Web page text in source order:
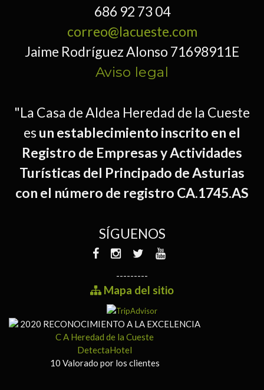
686 92 73 04
correo@lacueste.com
Jaime Rodríguez Alonso 71698911E
Aviso legal
"La Casa de Aldea Heredad de la Cueste
es un establecimiento inscrito en el
Registro de Empresas y Actividades
Turísticas del Principado de Asturias
con el número de registro CA.1745.AS
SÍGUENOS
---------
Mapa del sitio
2020 RECONOCIMIENTO A LA EXCELENCIA
C A Heredad de la Cueste
DetectaHotel
10 Valorado por los clientes